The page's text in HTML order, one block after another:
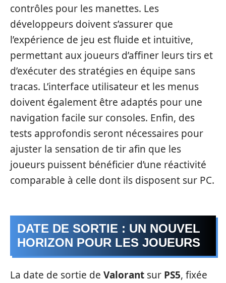
contrôles pour les manettes. Les
développeurs doivent s’assurer que
l’expérience de jeu est fluide et intuitive,
permettant aux joueurs d’affiner leurs tirs et
d’exécuter des stratégies en équipe sans
tracas. L’interface utilisateur et les menus
doivent également être adaptés pour une
navigation facile sur consoles. Enfin, des
tests approfondis seront nécessaires pour
ajuster la sensation de tir afin que les
joueurs puissent bénéficier d’une réactivité
comparable à celle dont ils disposent sur PC.
DATE DE SORTIE : UN NOUVEL
HORIZON POUR LES JOUEURS
La date de sortie de Valorant sur PS5, fixée